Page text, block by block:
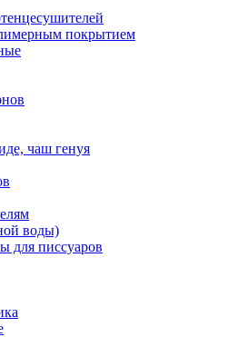
покрытием
чаш генуя
воды)
для писсуаров